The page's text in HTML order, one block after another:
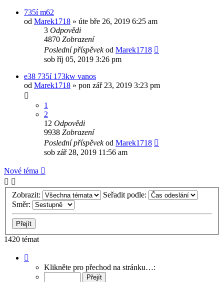
735í m62
od Marek1718 » úte bře 26, 2019 6:25 am
3 Odpovědi
4870 Zobrazení
Poslední příspěvekod Marek1718
sob říj 05, 2019 3:26 pm
e38 735í 173kw vanos
od Marek1718 » pon zář 23, 2019 3:23 pm
1
2
12 Odpovědi
9938 Zobrazení
Poslední příspěvekod Marek1718
sob zář 28, 2019 11:56 am
Nové téma
Zobrazit:
Seřadit podle:
Směr:
1420 témat
Klikněte pro přechod na stránku…: